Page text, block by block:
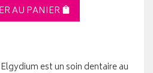
AU PANIER
est un soin dentaire au